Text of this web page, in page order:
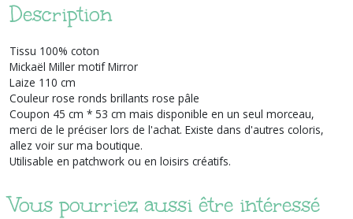
Description
Tissu 100% coton
Mickaël Miller motif Mirror
Laize 110 cm
Couleur rose ronds brillants rose pâle
Coupon 45 cm * 53 cm mais disponible en un seul morceau,
merci de le préciser lors de l'achat. Existe dans d'autres coloris,
allez voir sur ma boutique.
Utilisable en patchwork ou en loisirs créatifs.
Vous pourriez aussi être intéressé